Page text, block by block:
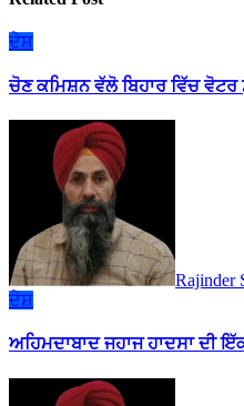
ਦੇਸ਼
ਚੋਣ ਕਮਿਸ਼ਨ ਵੱਲੋ ਬਿਹਾਰ ਵਿੱਚ
Rajinder
ਦੇਸ਼
ਅਹਿਮਦਾਬਾਦ ਜਹਾਜ ਹਾਦਸਾ ਦੀ